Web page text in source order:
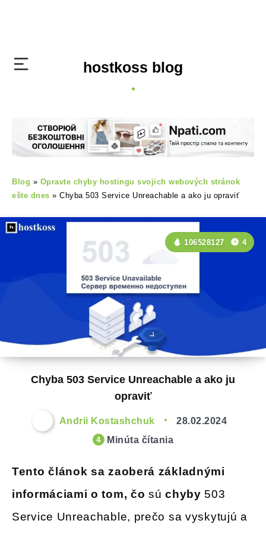
hostkoss blog
Blog » Opravte chyby hostingu svojich webových stránok
ešte dnes » Chyba 503 Service Unreachable a ako ju opraviť
Chyba 503 Service Unreachable a ako ju
opraviť
106528127 4
Andrii Kostashchuk 28.02.2024
4 Minúta čítania
Tento článok sa zaoberá základnými
informáciami o tom, čo súchyby 503
Service Unreachable, prečo sa vyskytujú a